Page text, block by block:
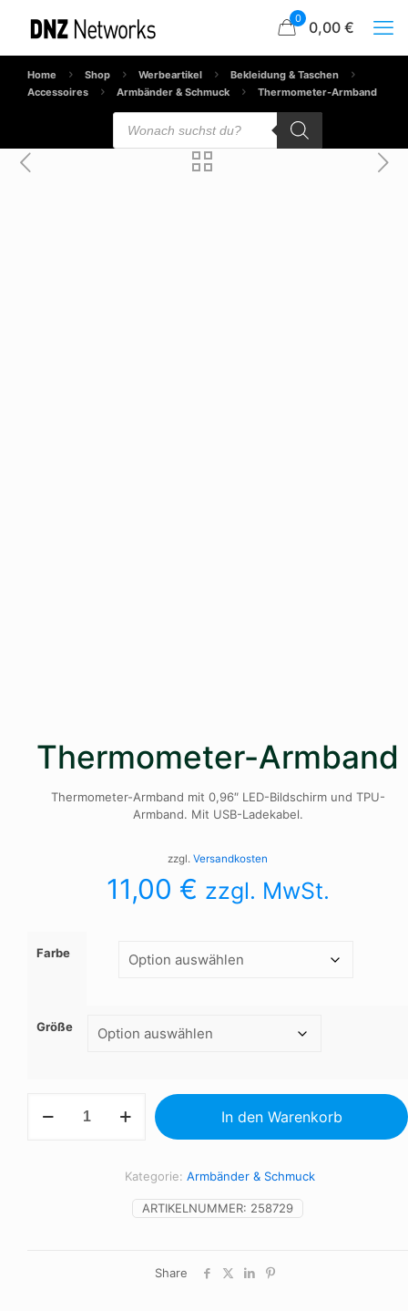
0 0,00 €
Home Shop Werbeartikel
Bekleidung & Taschen
Accessoires
Armbänder & Schmuck Thermometer-Armband
Products
search
Thermometer-Armband
Thermometer-Armband mit 0,96″ LED-Bildschirm und TPU-
Armband. Mit USB-Ladekabel.
zzgl. Versandkosten
11,00 € zzgl. MwSt.
Farbe
Größe
Armband
In den Warenkorb
ARTIKELNUMMER: 258729
Kategorie: Armbänder & Schmuck
Share